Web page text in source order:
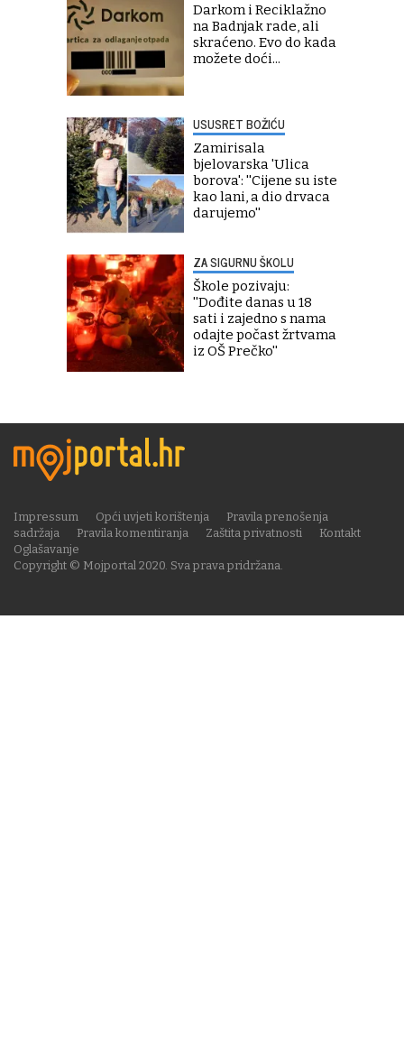
Darkom i Reciklažno
na Badnjak rade, ali
skraćeno. Evo do kada
možete doći...
USUSRET BOŽIĆU
Zamirisala
bjelovarska 'Ulica
borova': ''Cijene su iste
kao lani, a dio drvaca
darujemo''
ZA SIGURNU ŠKOLU
Škole pozivaju:
''Dođite danas u 18
sati i zajedno s nama
odajte počast žrtvama
iz OŠ Prečko''
Copyright © Mojportal 2020. Sva prava pridržana.
Impressum Opći uvjeti korištenja
Pravila prenošenja
sadržaja
Pravila komentiranja Zaštita privatnosti
Kontakt
Oglašavanje